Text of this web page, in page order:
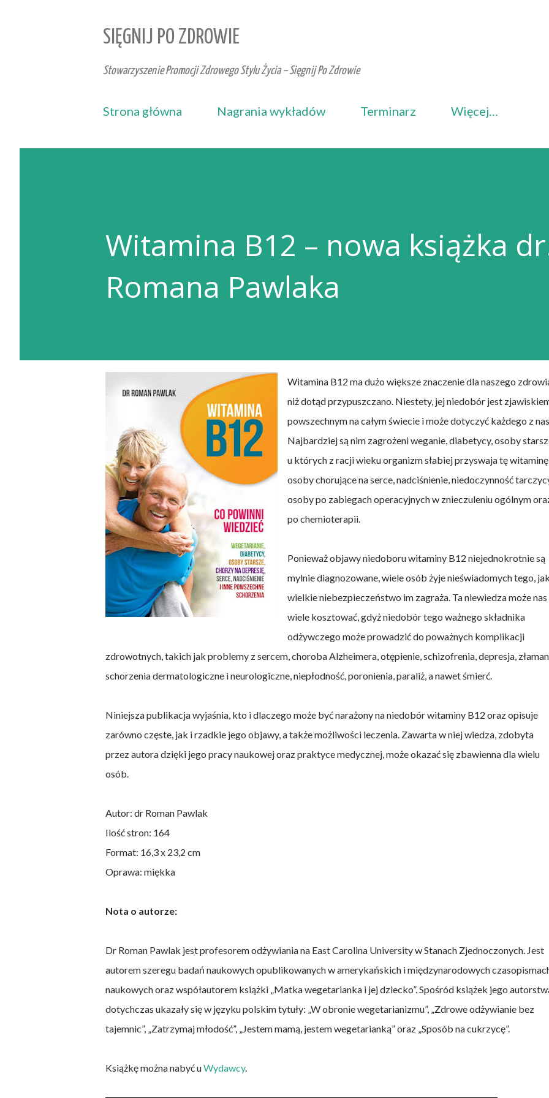
SIĘGNIJ PO ZDROWIE
Stowarzyszenie Promocji Zdrowego Stylu Życia – Sięgnij Po Zdrowie
Strona główna Nagrania wykładów Terminarz Więcej…
Witamina B12 – nowa książka
Romana Pawlaka
Witamina B12 ma dużo większe znaczenie dla naszego
niż dotąd przypuszczano. Niestety, jej niedobór jest
powszechnym na całym świecie i może dotyczyć każdego z
Najbardziej są nim zagrożeni weganie, diabetycy, osoby
u których z racji wieku organizm słabiej przyswaja tę
osoby chorujące na serce, nadciśnienie, niedoczynność
osoby po zabiegach operacyjnych w znieczuleniu ogólnym
po chemioterapii.
Ponieważ objawy niedoboru witaminy B12 niejednokrotnie są
mylnie diagnozowane, wiele osób żyje nieświadomych tego,
wielkie niebezpieczeństwo im zagraża. Ta niewiedza może nas
wiele kosztować, gdyż niedobór tego ważnego składnika
odżywczego może prowadzić do poważnych komplikacji
zdrowotnych, takich jak problemy z sercem, choroba Alzheimera, otępienie, schizofrenia, depresja,
schorzenia dermatologiczne i neurologiczne, niepłodność, poronienia, paraliż, a nawet śmierć.
Niniejsza publikacja wyjaśnia, kto i dlaczego może być narażony na niedobór witaminy B12 oraz opisuje
zarówno częste, jak i rzadkie jego objawy, a także możliwości leczenia. Zawarta w niej wiedza, zdobyta
przez autora dzięki jego pracy naukowej oraz praktyce medycznej, może okazać się zbawienna dla wielu
osób.
Autor: dr Roman Pawlak
Ilość stron: 164
Format: 16,3 x 23,2 cm
Oprawa: miękka
Nota o autorze:
Dr Roman Pawlak jest profesorem odżywiania na East Carolina University w Stanach Zjednoczonych. Jest
autorem szeregu badań naukowych opublikowanych w amerykańskich i międzynarodowych
naukowych oraz współautorem książki „Matka wegetarianka i jej dziecko”. Spośród książek jego
dotychczas ukazały się w języku polskim tytuły: „W obronie wegetarianizmu”, „Zdrowe odżywianie bez
tajemnic”, „Zatrzymaj młodość”, „Jestem mamą, jestem wegetarianką” oraz „Sposób na cukrzycę”.
Książkę można nabyć uWydawcy.